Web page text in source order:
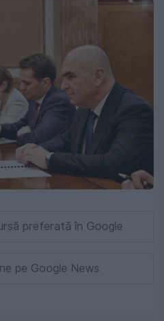
preferată în Google
pe Google News